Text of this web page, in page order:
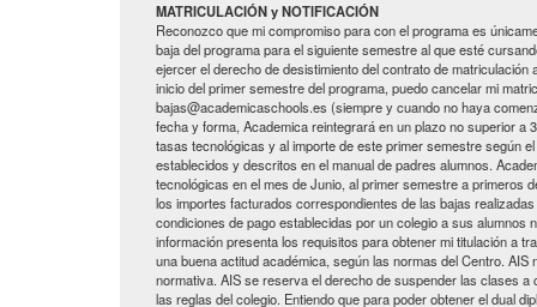
MATRICULACIÓN y NOTIFICACIÓN
Reconozco que mi compromiso para con el programa es
baja del programa para el siguiente semestre al que esté
ejercer el derecho de desistimiento del contrato de
inicio del primer semestre del programa, puedo cancelar mi
bajas@academicaschools.es (siempre y cuando no haya
fecha y forma, Academica reintegrará en un plazo no superior
tasas tecnológicas y al importe de este primer semestre según
establecidos y descritos en el manual de padres alumnos.
tecnológicas en el mes de Junio, al primer semestre a primeros
los importes facturados correspondientes de las bajas
condiciones de pago establecidas por un colegio a sus
información presenta los requisitos para obtener mi titulación a
una buena actitud académica, según las normas del Centro.
normativa. AIS se reserva el derecho de suspender las clases
las reglas del colegio. Entiendo que para poder obtener el dual